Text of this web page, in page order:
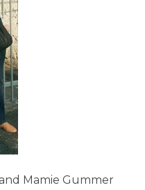
Mamie Gummer